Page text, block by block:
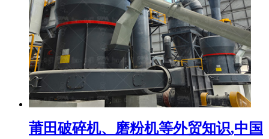
莆田破碎机、磨粉机等外贸知识,中国